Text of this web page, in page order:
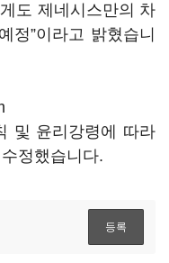
도 제네시스만의 차
정”이라고 밝혔습니
및 윤리강령에 따라
정했습니다.